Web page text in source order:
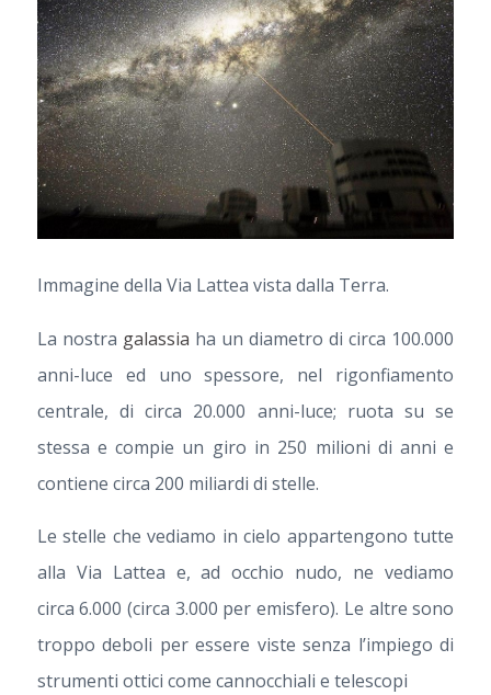
Immagine della Via Lattea vista dalla Terra.
La nostra galassia ha un diametro di circa 100.000
anni-luce ed uno spessore, nel rigonfiamento
centrale, di circa 20.000 anni-luce; ruota su se
stessa e compie un giro in 250 milioni di anni e
contiene circa 200 miliardi di stelle.
Le stelle che vediamo in cielo appartengono tutte
alla Via Lattea e, ad occhio nudo, ne vediamo
circa 6.000 (circa 3.000 per emisfero). Le altre sono
troppo deboli per essere viste senza l’impiego di
strumenti ottici come cannocchiali e telescopi